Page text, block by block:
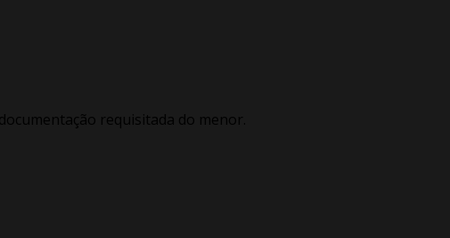
requisitada do menor.